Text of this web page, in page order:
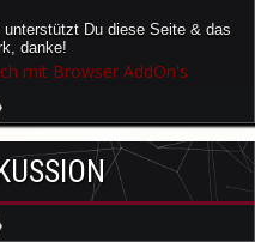
Du diese Seite & das
danke!
mit Browser AddOn's